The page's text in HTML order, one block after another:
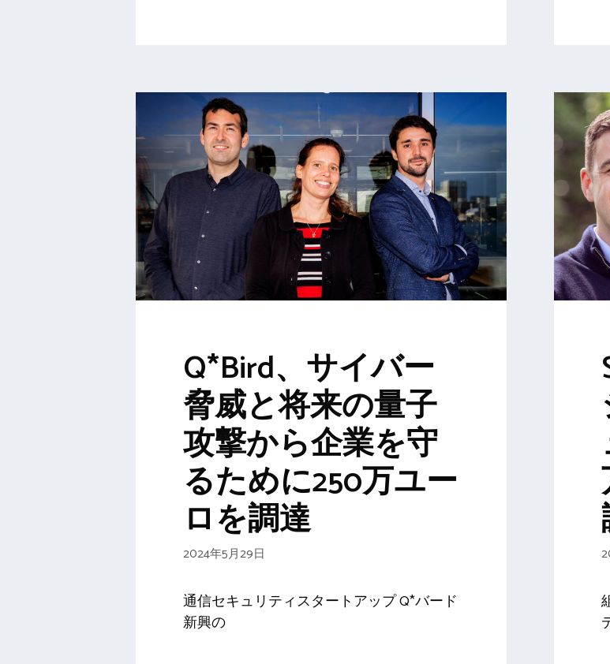
Q*Bird、サイバー
脅威と将来の量子
攻撃から企業を守
るために250万ユー
ロを調達
2024年5月29日
通信セキュリティスタートアップ Q*バード
新興の